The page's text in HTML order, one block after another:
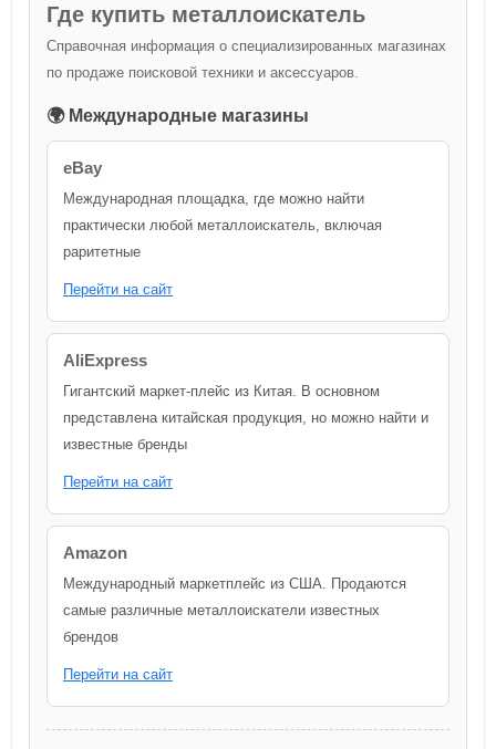
Где купить металлоискатель
Справочная информация о специализированных магазинах
по продаже поисковой техники и аксессуаров.
🌍 Международные магазины
eBay
Международная площадка, где можно найти
практически любой металлоискатель, включая
раритетные
Перейти на сайт
AliExpress
Гигантский маркет-плейс из Китая. В основном
представлена китайская продукция, но можно найти и
известные бренды
Перейти на сайт
Amazon
Международный маркетплейс из США. Продаются
самые различные металлоискатели известных
брендов
Перейти на сайт